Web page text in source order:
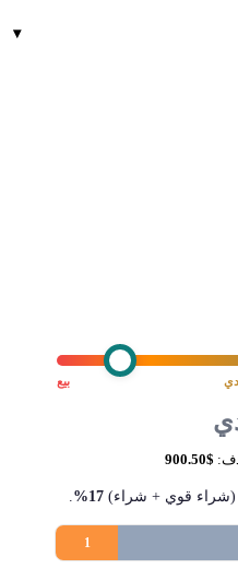
بيع
$900.50
(شراء قوي + شراء) 17%
.
1